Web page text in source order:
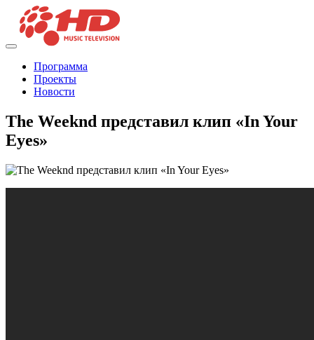
Программа
Проекты
Новости
The Weeknd представил клип «In Your
Eyes»